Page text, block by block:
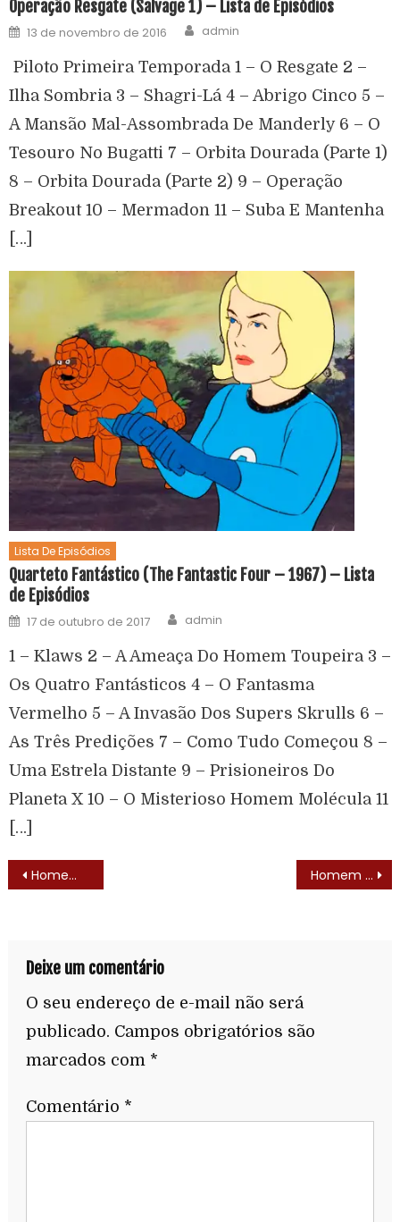
Operação Resgate (Salvage 1) – Lista de Episódios
13 de novembro de 2016 admin
Piloto Primeira Temporada 1 – O Resgate 2 –
Ilha Sombria 3 – Shagri-Lá 4 – Abrigo Cinco 5 –
A Mansão Mal-Assombrada De Manderly 6 – O
Tesouro No Bugatti 7 – Orbita Dourada (Parte 1)
8 – Orbita Dourada (Parte 2) 9 – Operação
Breakout 10 – Mermadon 11 – Suba E Mantenha
[…]
Lista De Episódios
Quarteto Fantástico (The Fantastic Four – 1967) – Lista
de Episódios
17 de outubro de 2017 admin
1 – Klaws 2 – A Ameaça Do Homem Toupeira 3 –
Os Quatro Fantásticos 4 – O Fantasma
Vermelho 5 – A Invasão Dos Supers Skrulls 6 –
As Três Predições 7 – Como Tudo Começou 8 –
Uma Estrela Distante 9 – Prisioneiros Do
Planeta X 10 – O Misterioso Homem Molécula 11
[…]
Homem Aranha (The Amazing Spider-Man – 1978) Homem Aranha (The Amazing Spider-Man – 1978) – Trilha Sonora
Deixe um comentário
O seu endereço de e-mail não será
publicado. Campos obrigatórios são
marcados com *
Comentário *